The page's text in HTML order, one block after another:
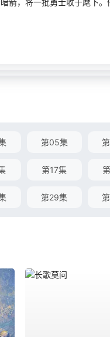
箭，将一批勇士收于麾下
第05集
第17集
第29集